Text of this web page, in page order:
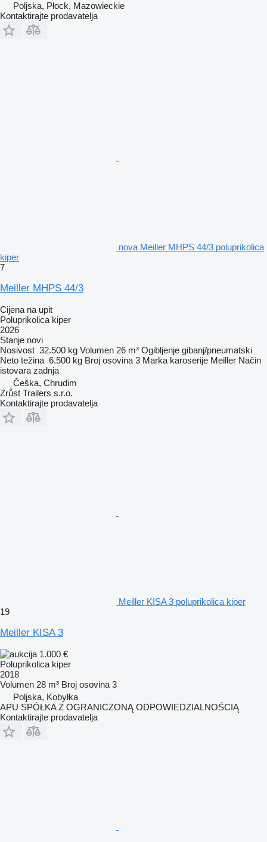
Poljska, Płock, Mazowieckie
Kontaktirajte prodavatelja
nova Meiller MHPS 44/3 poluprikolica
kiper
7
Meiller MHPS 44/3
Cijena na upit
Poluprikolica kiper
2026
Stanje novi
Nosivost 32.500 kg Volumen 26 m³ Ogibljenje gibanj/pneumatski
Neto težina 6.500 kg Broj osovina 3 Marka karoserije Meiller Način
istovara zadnja
Češka, Chrudim
Zrůst Trailers s.r.o.
Kontaktirajte prodavatelja
Meiller KISA 3 poluprikolica kiper
19
Meiller KISA 3
1.000 €
Poluprikolica kiper
2018
Volumen 28 m³ Broj osovina 3
Poljska, Kobyłka
APU SPÓŁKA Z OGRANICZONĄ ODPOWIEDZIALNOŚCIĄ
Kontaktirajte prodavatelja